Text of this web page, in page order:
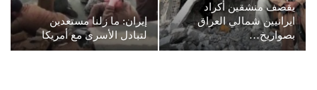
يقصف منشقين أكراد
ايرانيين شمالي العراق
بصواريخ…
إيران: ما زلنا مستعدين
لتبادل الأسرى مع أمريكا